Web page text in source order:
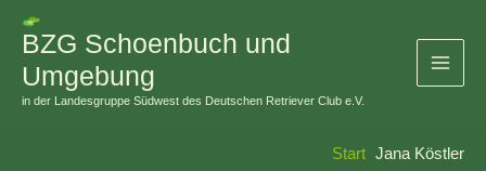
Inhalt
springen
BZG Schoenbuch und
Umgebung
in der Landesgruppe Südwest des Deutschen Retriever Club e.V.
Start Jana Köstler